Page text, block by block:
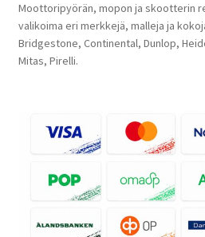
Moottoripyörän, mopon ja skootterin
valikoima eri merkkejä, malleja ja
Bridgestone, Continental, Dunlop,
Mitas, Pirelli.